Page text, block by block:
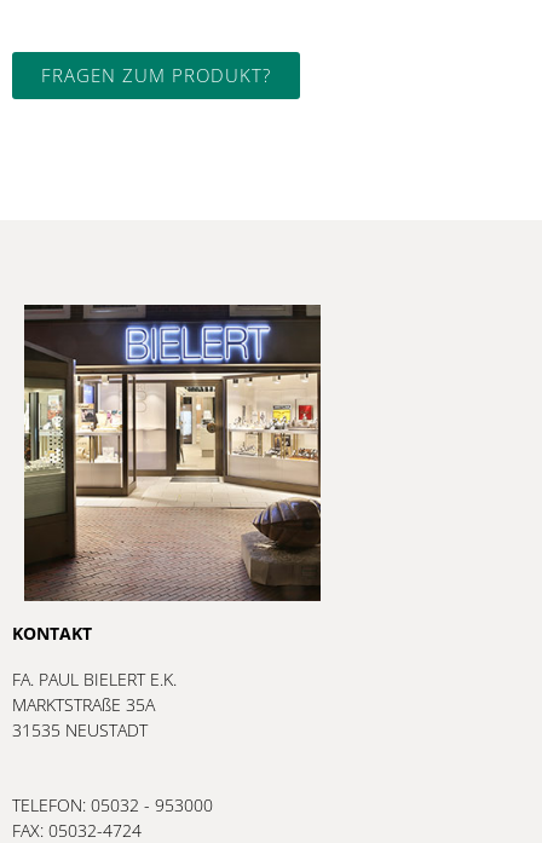
FRAGEN ZUM PRODUKT?
KONTAKT
FA. PAUL BIELERT E.K.
MARKTSTRAßE 35A
31535 NEUSTADT
TELEFON: 05032 - 953000
FAX: 05032-4724